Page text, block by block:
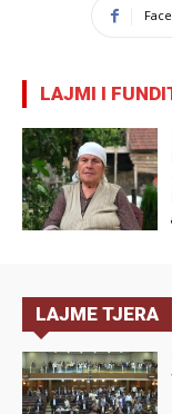
LAJMI I
LAJME TJERA